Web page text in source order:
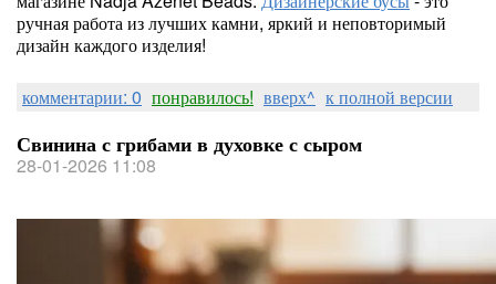
ручная работа из лучших камни, яркий и неповторимый
дизайн каждого изделия!
комментарии: 0 понравилось! вверх^ к полной версии
Свинина с грибами в духовке с сыром
28-01-2026 11:08